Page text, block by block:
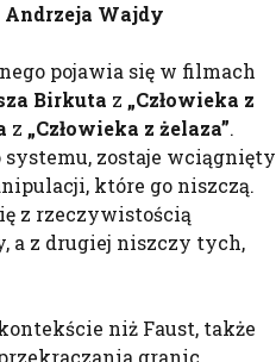
Andrzeja Wajdy
pojawia się w filmach
Birkuta z „Człowieka z
z „Człowieka z żelaza”.
zostaje wciągnięty
które go niszczą.
z rzeczywistością
a z drugiej niszczy tych,
niż Faust, także
granic